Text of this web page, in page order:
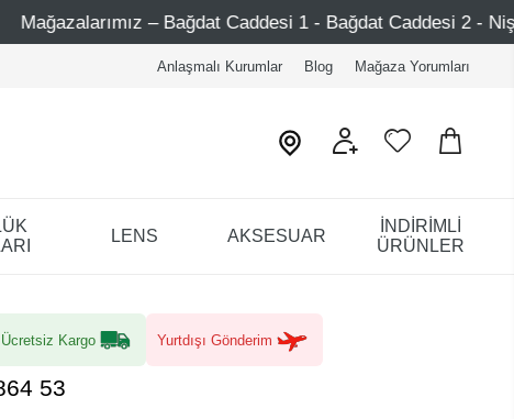
– Bağdat Caddesi 1 - Bağdat Caddesi 2 - Nişantaşı – Etiler
Anlaşmalı Kurumlar Blog Mağaza Yorumları
LENS AKSESUAR
İNDİRİMLİ
ÜRÜNLER
Ücretsiz Kargo Yurtdışı Gönderim
53